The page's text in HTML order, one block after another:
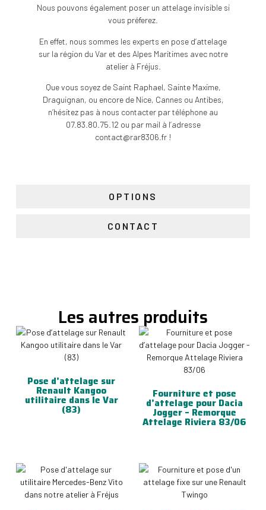
OPTIONS
CONTACT
Nous pouvons également poser un attelage invisible si
vous préferez.
En effet, nous sommes les experts en pose d’attelage
sur la région du Var et des Alpes Maritimes avec notre
atelier à Fréjus.
Que vous soyez de Saint Raphael, Sainte Maxime,
Draguignan, ou encore de Nice, Cannes ou Antibes,
n’hésitez pas à nous contacter par téléphone au
07.83.80.75.12 ou par mail à l’adresse
contact@rar8306.fr !
Les autres produits
Pose d’attelage sur
Renault Kangoo
utilitaire dans le Var
(83)
Fourniture et pose
d’attelage pour Dacia
Jogger – Remorque
Attelage Riviera 83/06